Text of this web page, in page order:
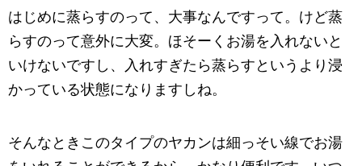
はじめに蒸らすのって、大事なんですって。けど蒸
らすのって意外に大変。ほそーくお湯を入れないと
いけないですし、入れすぎたら蒸らすというより浸
かっている状態になりますしね。
そんなときこのタイプのヤカンは細っそい線でお湯